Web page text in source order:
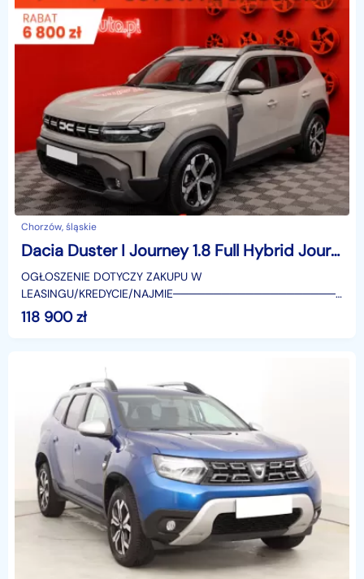
Chorzów, śląskie
Dacia Duster I Journey 1.8 Full Hybrid Journey 1.8 Full Hybrid 155KM / Pakiet Parking,
OGŁOSZENIE DOTYCZY ZAKUPU W
LEASINGU/KREDYCIE/
SUPERAUTO.PL?✔ Lider ryn
118 900zł